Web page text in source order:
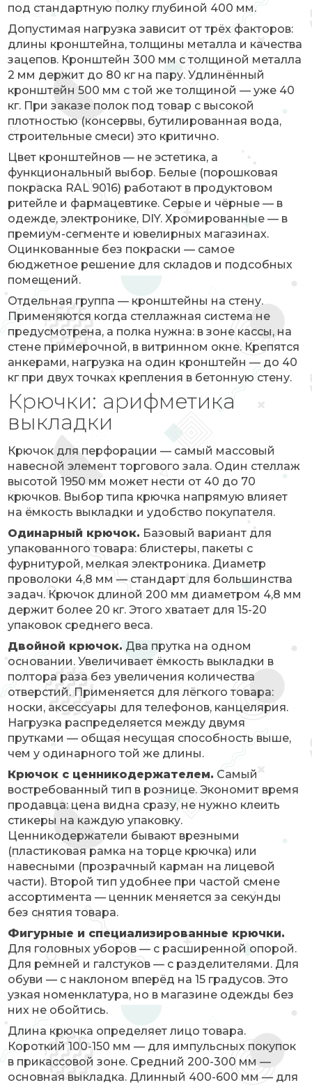
под стандартную полку глубиной 400 мм.
Допустимая нагрузка зависит от трёх факторов:
длины кронштейна, толщины металла и качества
зацепов. Кронштейн 300 мм с толщиной металла
2 мм держит до 80 кг на пару. Удлинённый
кронштейн 500 мм с той же толщиной — уже 40
кг. При заказе полок под товар с высокой
плотностью (консервы, бутилированная вода,
строительные смеси) это критично.
Цвет кронштейнов — не эстетика, а
функциональный выбор. Белые (порошковая
покраска RAL 9016) работают в продуктовом
ритейле и фармацевтике. Серые и чёрные — в
одежде, электронике, DIY. Хромированные — в
премиум-сегменте и ювелирных магазинах.
Оцинкованные без покраски — самое
бюджетное решение для складов и подсобных
помещений.
Отдельная группа — кронштейны на стену.
Применяются когда стеллажная система не
предусмотрена, а полка нужна: в зоне кассы, на
стене примерочной, в витринном окне. Крепятся
анкерами, нагрузка на один кронштейн — до 40
кг при двух точках крепления в бетонную стену.
Крючки: арифметика
выкладки
Крючок для перфорации — самый массовый
навесной элемент торгового зала. Один стеллаж
высотой 1950 мм может нести от 40 до 70
крючков. Выбор типа крючка напрямую влияет
на ёмкость выкладки и удобство покупателя.
Одинарный крючок. Базовый вариант для
упакованного товара: блистеры, пакеты с
фурнитурой, мелкая электроника. Диаметр
проволоки 4,8 мм — стандарт для большинства
задач. Крючок длиной 200 мм диаметром 4,8 мм
держит более 20 кг. Этого хватает для 15-20
упаковок среднего веса.
Двойной крючок. Два прутка на одном
основании. Увеличивает ёмкость выкладки в
полтора раза без увеличения количества
отверстий. Применяется для лёгкого товара:
носки, аксессуары для телефонов, канцелярия.
Нагрузка распределяется между двумя
прутками — общая несущая способность выше,
чем у одинарного той же длины.
Крючок с ценникодержателем. Самый
востребованный тип в рознице. Экономит время
продавца: цена видна сразу, не нужно клеить
стикеры на каждую упаковку.
Ценникодержатели бывают врезными
(пластиковая рамка на торце крючка) или
навесными (прозрачный карман на лицевой
части). Второй тип удобнее при частой смене
ассортимента — ценник меняется за секунды
без снятия товара.
Фигурные и специализированные крючки.
Для головных уборов — с расширенной опорой.
Для ремней и галстуков — с разделителями. Для
обуви — с наклоном вперёд на 15 градусов. Это
узкая номенклатура, но в магазине одежды без
них не обойтись.
Длина крючка определяет лицо товара.
Короткий 100-150 мм — для импульсных покупок
в прикассовой зоне. Средний 200-300 мм —
основная выкладка. Длинный 400-600 мм — для